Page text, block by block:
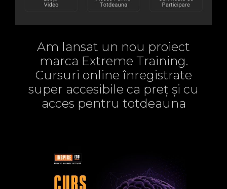
Am lansat un nou proiect
marca Extreme Training.
Cursuri online înregistrate
super accesibile ca preț și cu
acces pentru totdeauna